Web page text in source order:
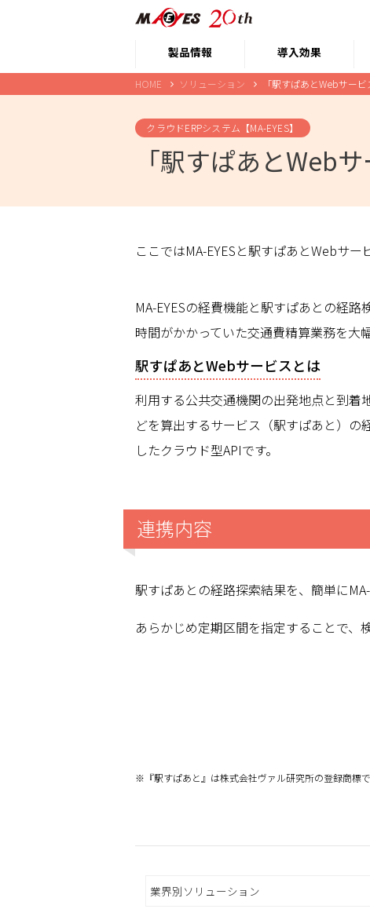
製品情報 導入効果
HOME ソリューション 「駅すぱあとWebサー
クラウドERPシステム【MA-EYES】
「駅すぱあとWeb
ここではMA-EYESと駅すぱあとWebサ
MA-EYESの経費機能と駅すぱあとの経
時間がかかっていた交通費精算業務を大
駅すぱあとWebサービスとは
利用する公共交通機関の出発地点と到着
どを算出するサービス（駅すぱあと）
したクラウド型APIです。
連携内容
駅すぱあとの経路探索結果を、簡単に
あらかじめ定期区間を指定することで、
※『駅すぱあと』は株式会社ヴァル研究所の登録商標で
業界別ソリューション